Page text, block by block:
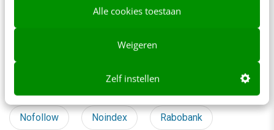
Alle cookies toestaan
Weigeren
Zelf instellen
Bekijk deze topics of volg ze via een
NieuwsAlert
Nofollow Noindex Rabobank